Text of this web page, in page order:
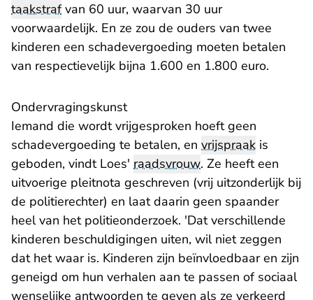
taakstrafvan 60 uur, waarvan 30 uur
voorwaardelijk. En ze zou de ouders van twee
kinderen een schadevergoeding moeten betalen
van respectievelijk bijna 1.600 en 1.800 euro.
Ondervragingskunst
Iemand die wordt vrijgesproken hoeft geen
schadevergoeding te betalen, en vrijspraak is
geboden, vindt Loes' raadsvrouw. Ze heeft een
uitvoerige pleitnota geschreven (vrij uitzonderlijk bij
de politierechter) en laat daarin geen spaander
heel van het politieonderzoek. 'Dat verschillende
kinderen beschuldigingen uiten, wil niet zeggen
dat het waar is. Kinderen zijn beïnvloedbaar en zijn
geneigd om hun verhalen aan te passen of sociaal
wenselijke antwoorden te geven als ze verkeerd